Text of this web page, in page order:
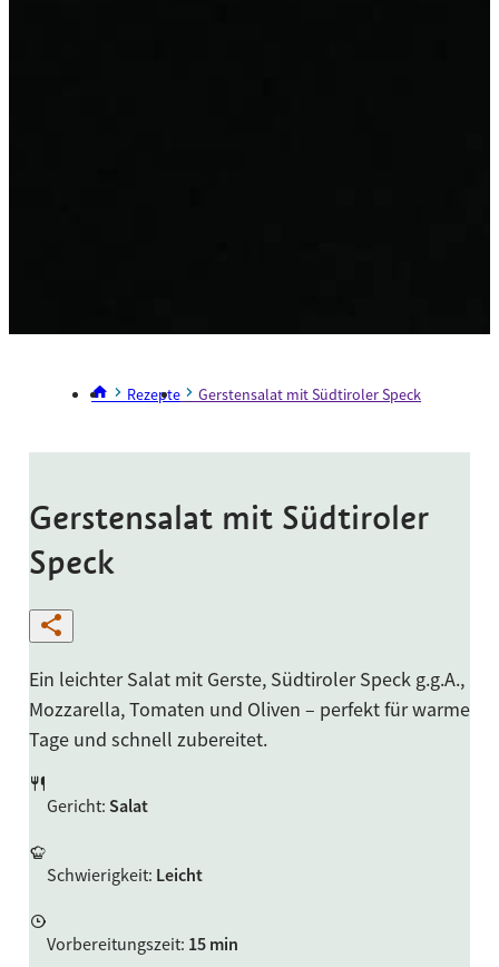
Rezepte Gerstensalat mit Südtiroler Speck
Gerstensalat mit Südtiroler
Speck
Ein leichter Salat mit Gerste, Südtiroler Speck g.g.A.,
Mozzarella, Tomaten und Oliven – perfekt für warme
Tage und schnell zubereitet.
Gericht: Salat
Schwierigkeit: Leicht
Vorbereitungszeit: 15 min